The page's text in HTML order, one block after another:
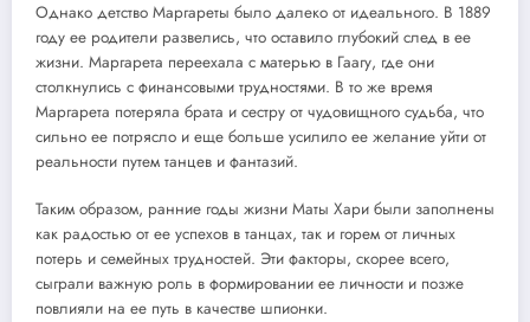
Однако детство Маргареты было далеко от идеального. В 1889
году ее родители развелись, что оставило глубокий след в ее
жизни. Маргарета переехала с матерью в Гаагу, где они
столкнулись с финансовыми трудностями. В то же время
Маргарета потеряла брата и сестру от чудовищного судьба, что
сильно ее потрясло и еще больше усилило ее желание уйти от
реальности путем танцев и фантазий.
Таким образом, ранние годы жизни Маты Хари были заполнены
как радостью от ее успехов в танцах, так и горем от личных
потерь и семейных трудностей. Эти факторы, скорее всего,
сыграли важную роль в формировании ее личности и позже
повлияли на ее путь в качестве шпионки.